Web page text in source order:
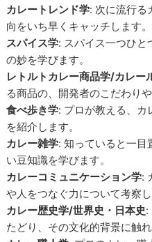
カレートレンド学: 次に流行る
向をいち早くキャッチします。
スパイス学: スパイス一つひと
の妙を学びます。
レトルトカレー商品学/カレー
る商品の、開発者のこだわり
食べ歩き学: プロが教える、カ
を紹介します。
カレー雑学: 知っていると一目
い豆知識を学びます。
カレーコミュニケーション学:
や人をつなぐ力について考察し
カレー歴史学/世界史・日本史:
たどり、その文化的背景に触れ